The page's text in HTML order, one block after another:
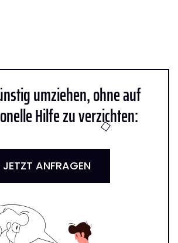
umziehen, ohne auf
Hilfe zu verzichten:
JETZT ANFRAGEN